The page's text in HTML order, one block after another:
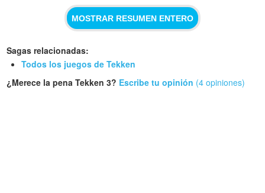
MOSTRAR RESUMEN ENTERO
Sagas relacionadas:
Todos los juegos de Tekken
¿Merece la pena Tekken 3? Escribe tu opinión (4 opiniones)